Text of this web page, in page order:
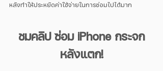
หลังทำให้ประหยัดค่าใช้จ่ายในการซ่อมไปได้มาก
ชมคลิป ซ่อม iPhone กระจก
หลังแตก!